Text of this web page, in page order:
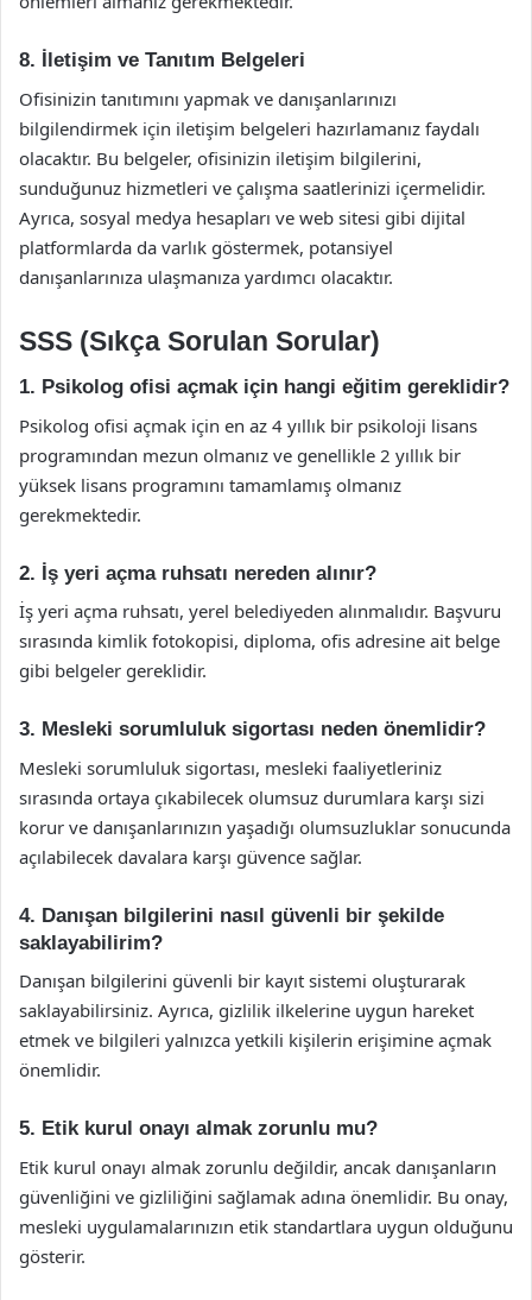
8. İletişim ve Tanıtım Belgeleri
Ofisinizin tanıtımını yapmak ve danışanlarınızı
bilgilendirmek için iletişim belgeleri hazırlamanız faydalı
olacaktır. Bu belgeler, ofisinizin iletişim bilgilerini,
sunduğunuz hizmetleri ve çalışma saatlerinizi içermelidir.
Ayrıca, sosyal medya hesapları ve web sitesi gibi dijital
platformlarda da varlık göstermek, potansiyel
danışanlarınıza ulaşmanıza yardımcı olacaktır.
SSS (Sıkça Sorulan Sorular)
1. Psikolog ofisi açmak için hangi eğitim gereklidir?
Psikolog ofisi açmak için en az 4 yıllık bir psikoloji lisans
programından mezun olmanız ve genellikle 2 yıllık bir
yüksek lisans programını tamamlamış olmanız
gerekmektedir.
2. İş yeri açma ruhsatı nereden alınır?
İş yeri açma ruhsatı, yerel belediyeden alınmalıdır. Başvuru
sırasında kimlik fotokopisi, diploma, ofis adresine ait belge
gibi belgeler gereklidir.
3. Mesleki sorumluluk sigortası neden önemlidir?
Mesleki sorumluluk sigortası, mesleki faaliyetleriniz
sırasında ortaya çıkabilecek olumsuz durumlara karşı sizi
korur ve danışanlarınızın yaşadığı olumsuzluklar sonucunda
açılabilecek davalara karşı güvence sağlar.
4. Danışan bilgilerini nasıl güvenli bir şekilde
saklayabilirim?
Danışan bilgilerini güvenli bir kayıt sistemi oluşturarak
saklayabilirsiniz. Ayrıca, gizlilik ilkelerine uygun hareket
etmek ve bilgileri yalnızca yetkili kişilerin erişimine açmak
önemlidir.
5. Etik kurul onayı almak zorunlu mu?
Etik kurul onayı almak zorunlu değildir, ancak danışanların
güvenliğini ve gizliliğini sağlamak adına önemlidir. Bu onay,
mesleki uygulamalarınızın etik standartlara uygun olduğunu
gösterir.